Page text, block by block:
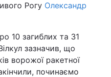
Рогу Олександр
10 загиблих та 31
зазначив, що
ворожої ракетної
починаємо